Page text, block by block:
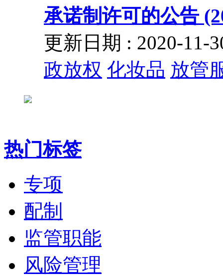
承诺制许可的公告
更新日期 : 2020-11-
政放权 化妆品 放管
热门标签
专项
配制
监管职能
风险管理